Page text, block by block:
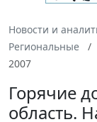
Новости и
Региональные
2007
Горячие
область.